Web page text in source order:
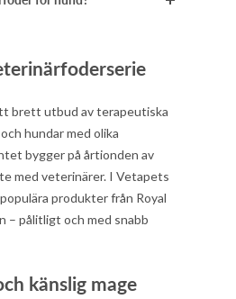
brett utbud av terapeutiska
hundar med olika
bygger på årtionden av
med veterinärer. I Vetapets
produkter från Royal
– pålitligt och med snabb
känslig mage